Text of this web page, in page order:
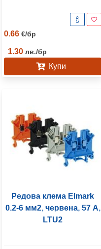
0.66 €/бр
1.30 лв./бр
Купи
Редова клема Elmark
0.2-6 мм2, червена, 57 A,
LTU2